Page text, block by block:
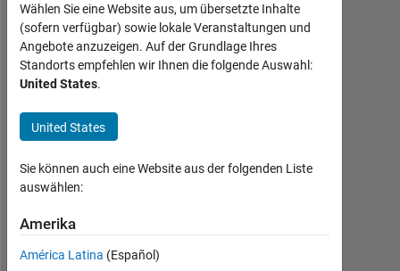
Bradley
Johnson
Last
mehr
als 4
Jahre
Aktiv
seit
2020
Wählen Sie eine Website aus, um übersetzte Inhalte
(sofern verfügbar) sowie lokale Veranstaltungen und
Angebote anzuzeigen. Auf der Grundlage Ihres
Standorts empfehlen wir Ihnen die folgende Auswahl:
United States.
United States
Sie können auch eine Website aus der folgenden Liste
auswählen:
Amerika
América Latina (Español)